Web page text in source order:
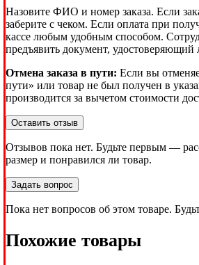
Назовите ФИО и номер заказа. Если
заберите с чеком. Если оплата при
кассе любым удобным способом.
предъявить документ, удостоверяющий
Отмена заказа в пути: Если вы
пути» или товар не был получен в
производится за вычетом стоимости
Оставить отзыв
Отзывов пока нет. Будьте первым —
размер и понравился ли товар.
Задать вопрос
Пока нет вопросов об этом товаре.
Похожие товары